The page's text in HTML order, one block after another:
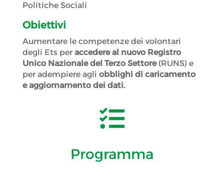
Politiche Sociali
Obiettivi
Aumentare le competenze dei volontari
degli Ets per accedere al nuovo Registro
Unico Nazionale del Terzo Settore(RUNS) e
per adempiere agli obblighi di caricamento
e aggiornamento dei dati.

Programma